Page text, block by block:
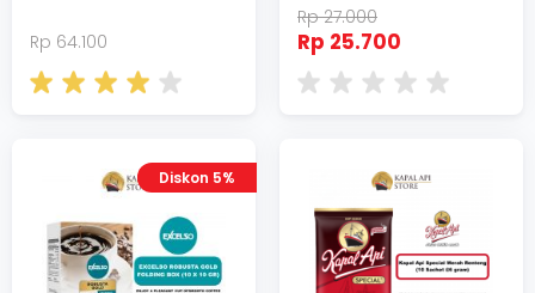
Rp 64.100
Rp 27.000
Rp 25.700
Diskon 5%